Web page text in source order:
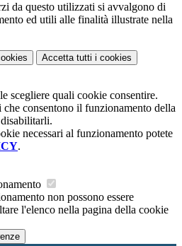
da questo utilizzati si avvalgono di
ed utili alle finalità illustrate nella
Accetta tutti i cookies
scegliere quali cookie consentire.
consentono il funzionamento della
necessari al funzionamento potete
.
non possono essere
l'elenco nella pagina della cookie